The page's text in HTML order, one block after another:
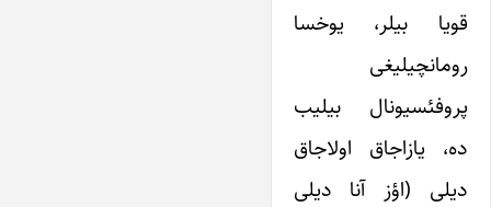
قویا بیلر، یوخسا
رومانچیلیغی
پروفئسیونال بیلیب
ده، یازاجاق اولاجاق
دیلی (اؤز آنا دیلی